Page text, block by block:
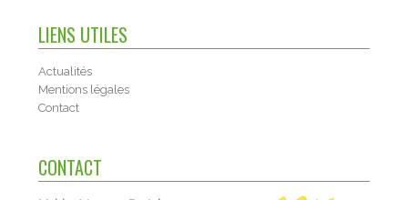
LIENS UTILES
Actualités
Mentions légales
Contact
CONTACT